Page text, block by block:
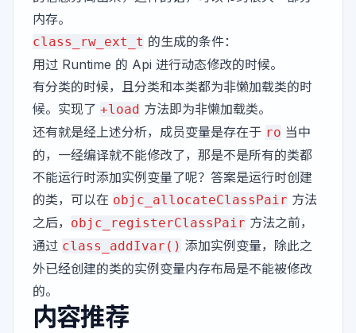
内存。
class_rw_ext_t 的⽣成的条件：
⽤过 Runtime 的 Api 进⾏动态修改的时候。
有分类的时候，且分类和本类都为⾮懒加载类的时
候。实现了 +load ⽅法即为⾮懒加载类。
还有就是经上述分析，成员变量是存在于 ro 当中
的，一经编译就不能修改了，那是不是所有的类都
不能运行时添加实例变量了呢？答案是运行时创建
的类，可以在 objc_allocateClassPair 方法
之后， objc_registerClassPair 方法之前，
通过 class_addIvar() 添加实例变量，除此之
外已经创建的类的实例变量内存布局是不能被修改
的。
内容推荐